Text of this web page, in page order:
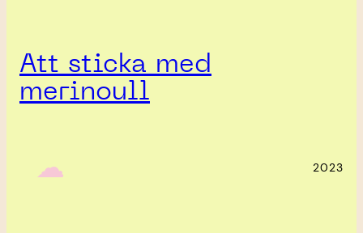
Att sticka med
merinoull
‎ ‎‎ ☁︎‎‎ 2023